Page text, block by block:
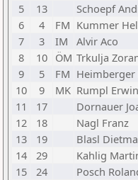
5
13 Schoepf
6
4 FM Kummer
7
3 IM Alvir Aco
8
10 ÖM Trkulja
9
5 FM Heimberger
10
9 MK Rumpl Erwin
11
17 Dornauer
12
18 Nagl Franz
13
19 Blasl
14
29 Kahlig
15
24 Posch